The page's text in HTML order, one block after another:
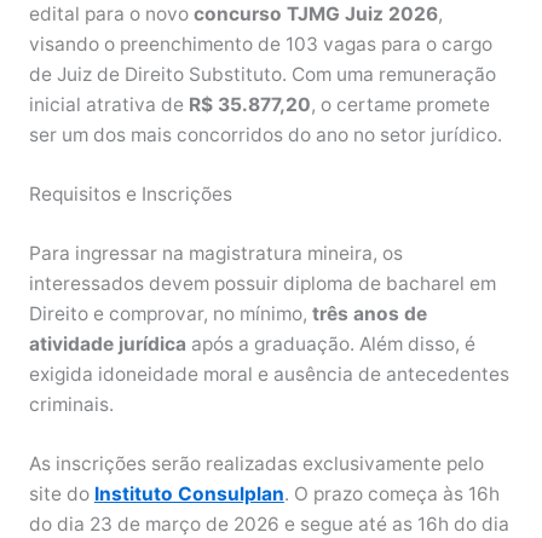
edital para o novo concurso TJMG Juiz 2026,
visando o preenchimento de 103 vagas para o cargo
de Juiz de Direito Substituto. Com uma remuneração
inicial atrativa de R$ 35.877,20, o certame promete
ser um dos mais concorridos do ano no setor jurídico.
Requisitos e Inscrições
Para ingressar na magistratura mineira, os
interessados devem possuir diploma de bacharel em
Direito e comprovar, no mínimo, três anos de
atividade jurídica após a graduação. Além disso, é
exigida idoneidade moral e ausência de antecedentes
criminais.
As inscrições serão realizadas exclusivamente pelo
site do Instituto Consulplan. O prazo começa às 16h
do dia 23 de março de 2026 e segue até as 16h do dia